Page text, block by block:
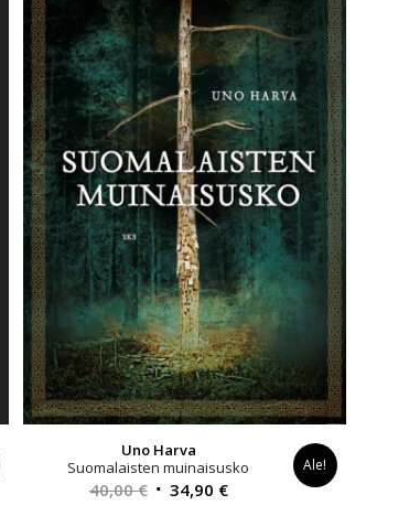
Uno Harva
Suomalaisten muinaisusko
40,00€ Alkuperäinen
34,90 €Nykyinen
Ale!